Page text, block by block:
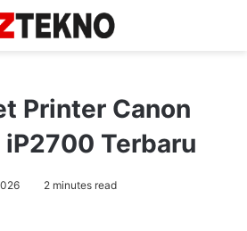
Printer Canon
Terbaru
2 minutes read